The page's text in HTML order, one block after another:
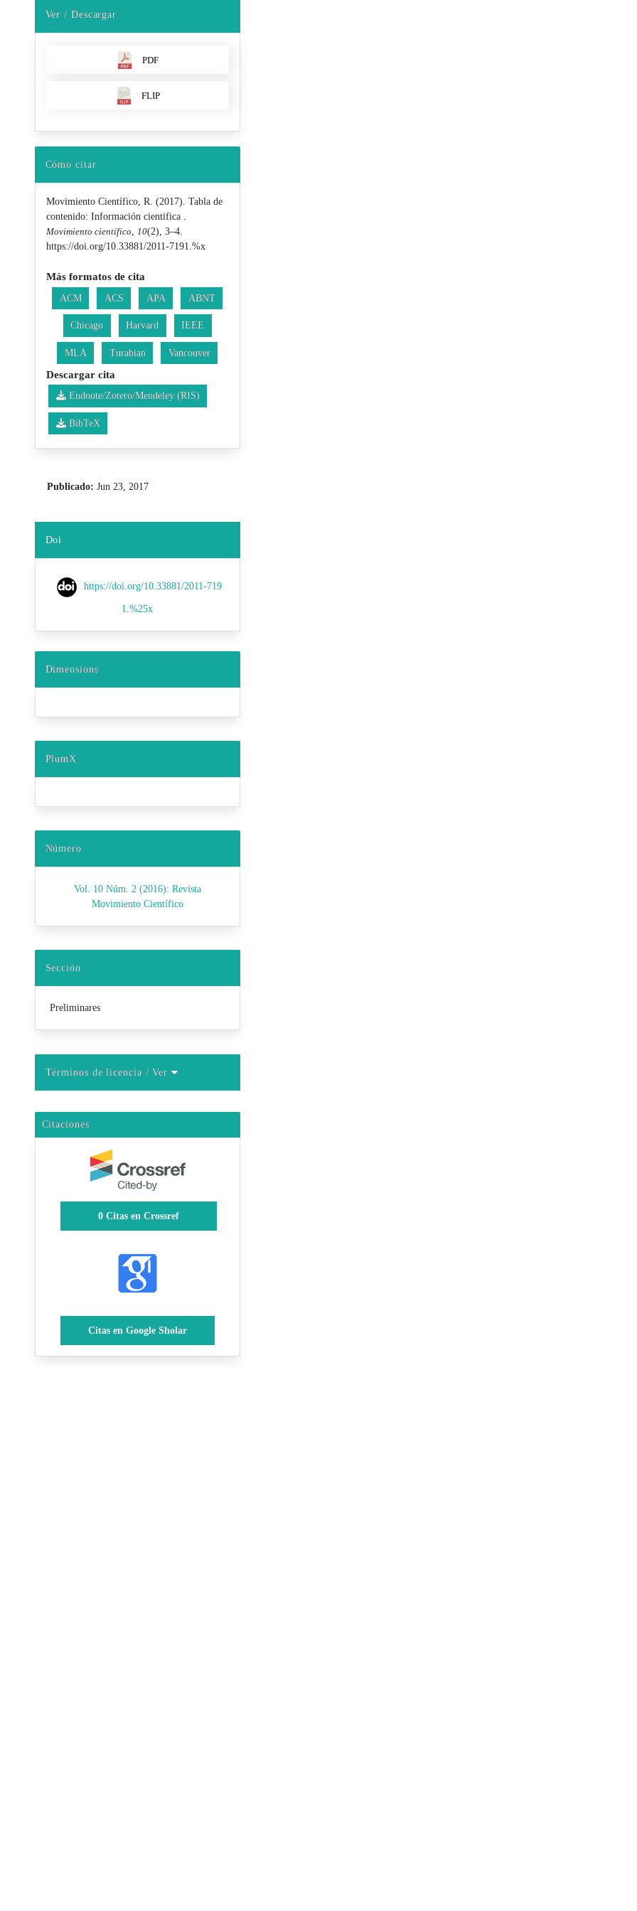
Ver / Descargar
PDF
FLIP
Cómo citar
Movimiento Científico, R. (2017). Tabla de
contenido: Información cientifica .
Movimiento científico, 10(2), 3–4.
https://doi.org/10.33881/2011-7191.%x
Más formatos de cita
ACM ACS APA ABNT
Chicago Harvard IEEE
MLA Turabian Vancouver
Descargar cita
Endnote/Zotero/Mendeley (RIS)
BibTeX
Publicado: Jun 23, 2017
Doi
https://doi.org/10.33881/2011-719
1.%25x
Dimensions
PlumX
Número
Vol. 10 Núm. 2 (2016): Revista
Movimiento Científico
Sección
Preliminares
Términos de licencia / Ver
Citaciones
0Citas en Crossref
Citas en Google Sholar